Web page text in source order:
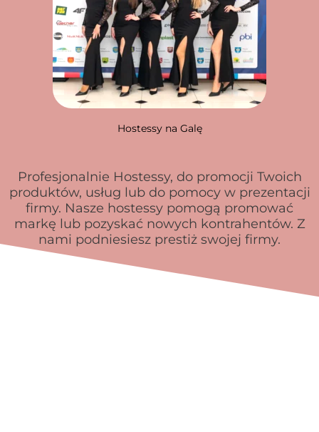
Hostessy na Galę
Profesjonalnie Hostessy, do promocji Twoich
produktów, usług lub do pomocy w prezentacji
firmy. Nasze hostessy pomogą promować
markę lub pozyskać nowych kontrahentów. Z
nami podniesiesz prestiż swojej firmy.